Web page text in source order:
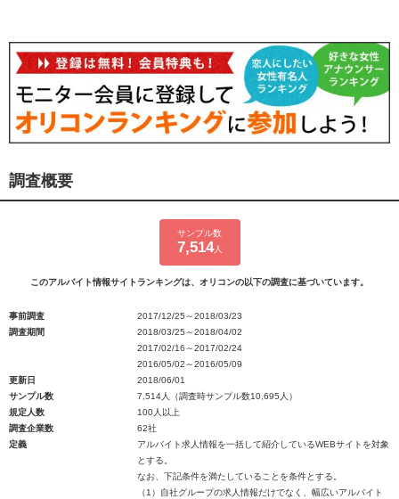
調査概要
サンプル数
7,514人
このアルバイト情報サイトランキングは、オリコンの以下の調査に基づいています。
事前調査
2017/12/25～2018/03/23
調査期間
2018/03/25～2018/04/02
2017/02/16～2017/02/24
2016/05/02～2016/05/09
更新日
2018/06/01
サンプル数
7,514人（調査時サンプル数10,695人）
規定人数
100人以上
調査企業数
62社
定義
アルバイト求人情報を一括して紹介しているWEBサイトを対象
とする。
なお、下記条件を満たしていることを条件とする。
（1）自社グループの求人情報だけでなく、幅広いアルバイト